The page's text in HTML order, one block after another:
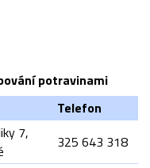
potravinami
Telefon
7,
325 643 318